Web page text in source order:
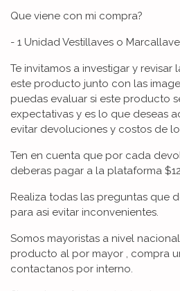
Que viene con mi compra?
- 1 Unidad Vestillaves o
Te invitamos a investigar y revisar
este producto junto con las
puedas evaluar si este producto
expectativas y es lo que deseas
evitar devoluciones y costos de
Ten en cuenta que por cada
deberas pagar a la plataforma
Realiza todas las preguntas que
para asi evitar inconvenientes.
Somos mayoristas a nivel
producto al por mayor , compra
contactanos por interno.